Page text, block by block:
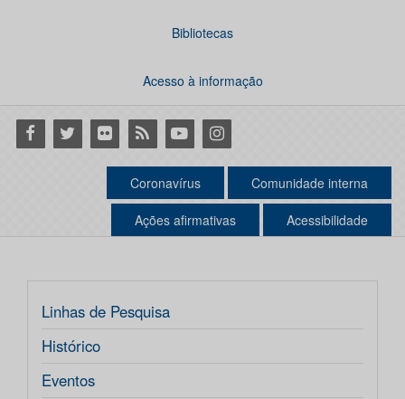
Bibliotecas
Acesso à informação
Facebook
Twitter Flickr RSS YoutubeInstagram
Coronavírus Comunidade interna
Ações afirmativas Acessibilidade
Linhas de Pesquisa
Histórico
Eventos